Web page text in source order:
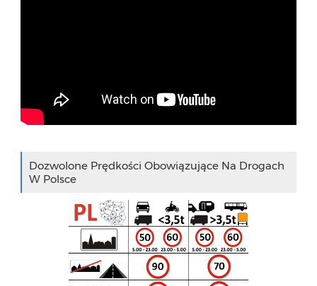
Dozwolone Prędkości Obowiązujące Na Drogach
W Polsce